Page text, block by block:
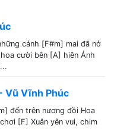
cánh [F#m] mai đã nở
cười bên [A] hiên Ánh
Vũ Vĩnh Phúc
đến trên nương đồi Hoa
[F] Xuân yên vui, chim